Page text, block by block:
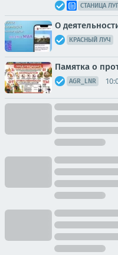
СТАНИЦА
О
КРАСНЫЙ ЛУЧ
Памятка о
AGR_LNR